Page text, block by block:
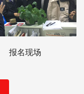
报名现场